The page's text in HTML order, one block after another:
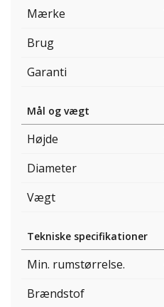
Mærke
Brug
Garanti
Mål og vægt
Højde
Diameter
Vægt
Tekniske specifikationer
Min. rumstørrelse.
Brændstof